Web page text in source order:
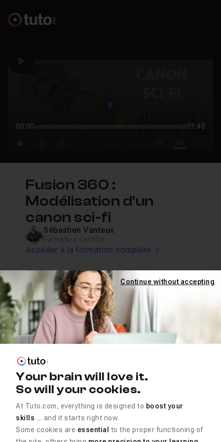
Play
00:00 01:48
PlayForwardForward mute video
Subtitles
Fusion 360 :
Modélisation d'un
canon sci-fi
Sébastien Vanteux
Accéder à la formation complète